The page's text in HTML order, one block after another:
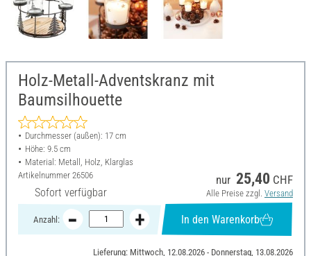
Holz-Metall-Adventskranz mit
Baumsilhouette
Durchmesser (außen): 17 cm
Höhe: 9.5 cm
Material: Metall, Holz, Klarglas
Artikelnummer 26506
Sofort verfügbar
nur 25,40 CHF
Alle Preise zzgl. Versand
Anzahl: In den Warenkorb
Lieferung: Mittwoch, 12.08.2026 - Donnerstag, 13.08.2026